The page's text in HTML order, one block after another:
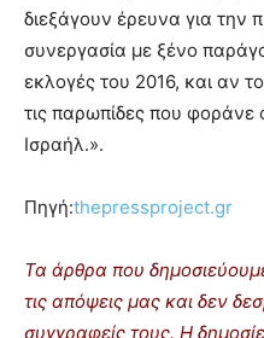
διεξάγουν έρευνα για την
συνεργασία με ξένο
εκλογές του 2016, και αν
τις παρωπίδες που φοράνε
Ισραήλ.».
Πηγή:thepressproject.gr
Τα άρθρα που
τις απόψεις μας και δεν
συγγραφείς τους. Η